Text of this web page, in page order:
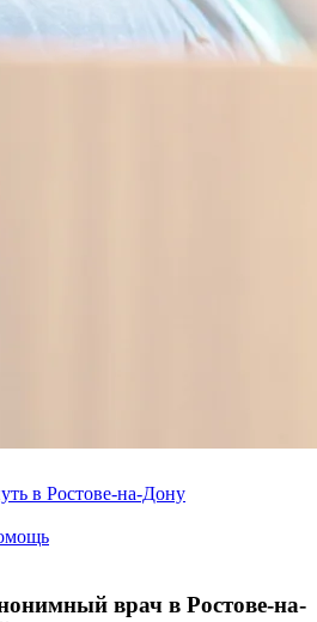
в Ростове-на-Дону
врач в Ростове-на-